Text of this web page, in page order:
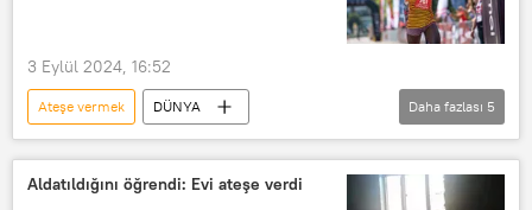
3 Eylül 2024, 16:52
Ateşe vermek
DÜNYA
Rebecca Cheptegei
Uganda Atletizm Federasyonu
Yakma
Daha fazlası 5
Aldatıldığını öğrendi: Evi ateşe verdi